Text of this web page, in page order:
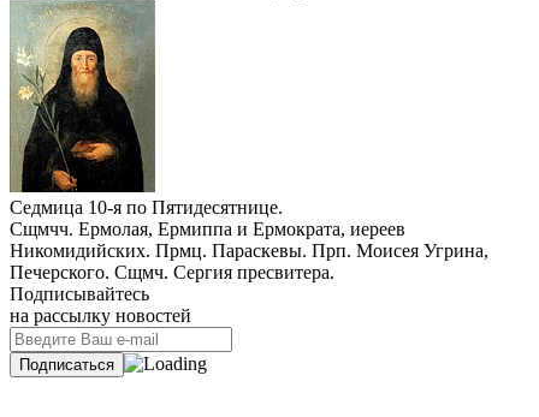
Седмица 10-я по Пятидесятнице.
Сщмчч. Ермолая, Ермиппа и Ермократа, иереев
Никомидийских. Прмц. Параскевы. Прп. Моисея Угрина,
Печерского. Сщмч. Сергия пресвитера.
Подписывайтесь
на рассылку новостей